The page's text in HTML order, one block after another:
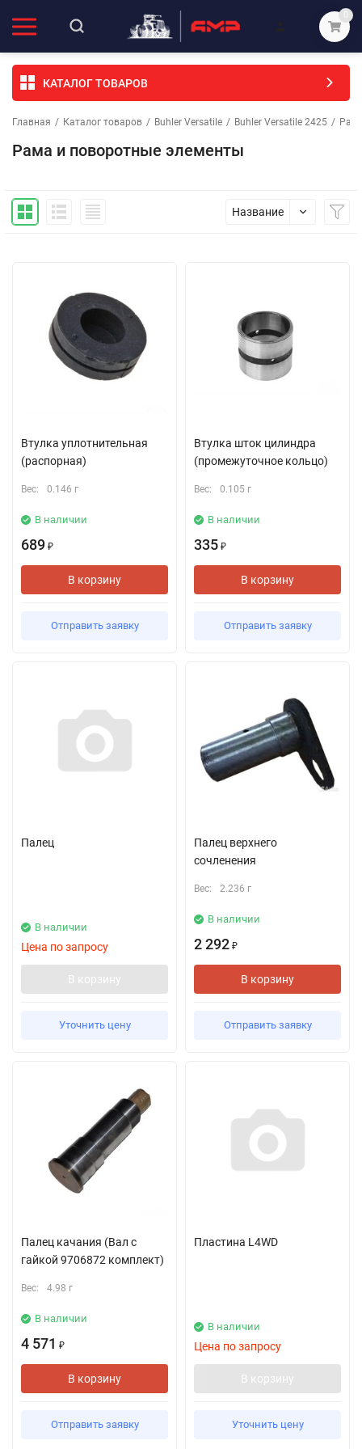
0
КАТАЛОГ ТОВАРОВ
Главная / Каталог товаров / Buhler Versatile / Buhler Versatile 2425 /
Рама и поворотные элементы
Название
Втулка уплотнительная
(распорная)
Вес: 0.146 г
В наличии
689 ₽
В корзину
Отправить заявку
Втулка шток цилиндра
(промежуточное кольцо)
Вес: 0.105 г
В наличии
335 ₽
В корзину
Отправить заявку
Палец
В наличии
Цена по запросу
В корзину
Уточнить цену
Палец верхнего
сочленения
Вес: 2.236 г
В наличии
2 292 ₽
В корзину
Отправить заявку
Палец качания (Вал с
гайкой 9706872 комплект)
Вес: 4.98 г
В наличии
4 571 ₽
В корзину
Отправить заявку
Пластина L4WD
В наличии
Цена по запросу
В корзину
Уточнить цену